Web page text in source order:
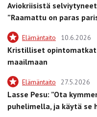
Aviokriisistä
”Raamattu on paras
Elämäntaito 10.6.2026
Kristilliset opintomatkat
maailmaan
Elämäntaito 27.5.2026
Lasse Pesu: ”Ota
puhelimella, ja käytä se